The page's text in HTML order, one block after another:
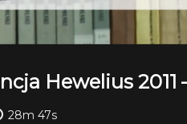
Hewelius
28m 47s